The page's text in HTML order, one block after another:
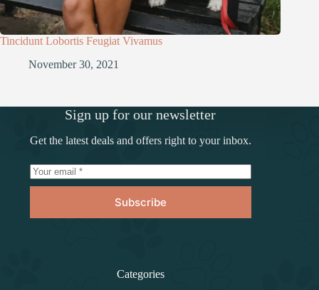
Tincidunt Lobortis Feugiat Vivamus
November 30, 2021
Sign up for our newsletter
Get the latest deals and offers right to your inbox.
Subscribe
Categories